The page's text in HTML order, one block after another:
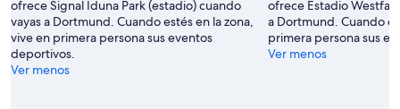
Kaya
Ercan
ofrece Signal Iduna Park (estadio) cuando
vayas a Dortmund. Cuando estés en la zona,
vive en primera persona sus eventos
deportivos.
Ver menos
ofrece Estadio
a Dortmund. Cuando
primera persona sus
Ver menos